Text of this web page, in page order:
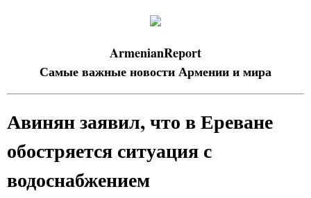
ArmenianReport
Самые важные новости Армении и мира
Авинян заявил, что в Ереване
обостряется ситуация с
водоснабжением